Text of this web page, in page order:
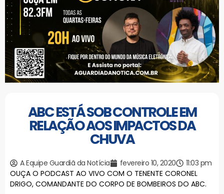
ABC ESTÁ SOB CONTROLE EM
RELAÇÃO AOS IMPACTOS DA
CHUVA
A Equipe Guardiã da Notícia fevereiro 10, 2020
11:03 pm
OUÇA O PODCAST AO VIVO COM O TENENTE CORONEL
DRIGO, COMANDANTE DO CORPO DE BOMBEIROS DO ABC.